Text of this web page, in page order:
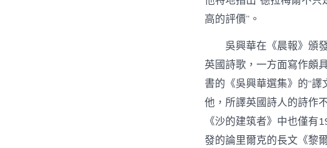
高的評價”。
吳興華在《晨報》頒
英國詩歌，一方面寫作頗
書的《吳興華選集》的“
他，所譯英國詩人的詩作
《沙的建筑者》中也僅
發的論里爾克的長文《黎